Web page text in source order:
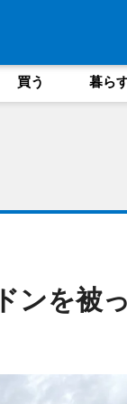
買う 暮ら
ンを被